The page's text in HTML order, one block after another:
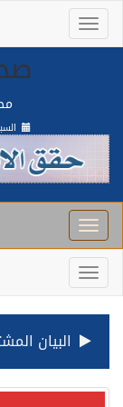
مصرحة
السبت , 23 صفر 1448 هـ ,